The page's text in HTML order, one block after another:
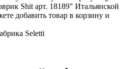
Shit арт. 18189" Итальянской
добавить товар в корзину и
Seletti